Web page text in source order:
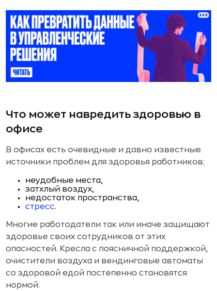
Что может навредить здоровью в
офисе
В офисах есть очевидные и давно известные
источники проблем для здоровья работников:
неудобные места,
затхлый воздух,
недостаток пространства,
стресс.
Многие работодатели так или иначе защищают
здоровье своих сотрудников от этих
опасностей. Кресла с поясничной поддержкой,
очистители воздуха и вендинговые автоматы
со здоровой едой постепенно становятся
нормой.